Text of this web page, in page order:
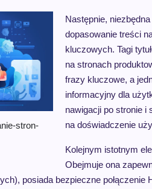
stron-
Następnie,
dopasowanie treści
kluczowych. Tagi
na stronach
frazy kluczowe, a
informacyjny dla
nawigacji po stronie i
na doświadczenie
Kolejnym istotnym
Obejmuje ona
posiada bezpieczne